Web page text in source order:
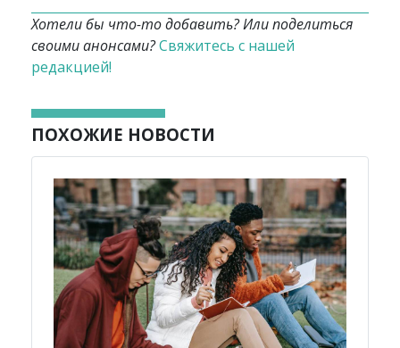
Хотели бы что-то добавить? Или поделиться
своими анонсами?Свяжитесь с нашей
редакцией!
ПОХОЖИЕ НОВОСТИ